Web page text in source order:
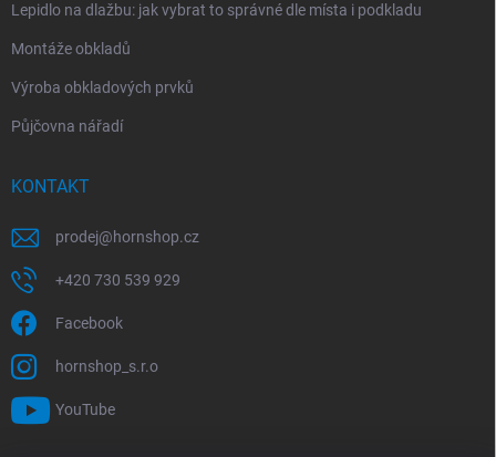
Lepidlo na dlažbu: jak vybrat to správné dle místa i podkladu
Montáže obkladů
Výroba obkladových prvků
Půjčovna nářadí
KONTAKT
prodej@hornshop.cz
+420 730 539 929
Facebook
hornshop_s.r.o
YouTube